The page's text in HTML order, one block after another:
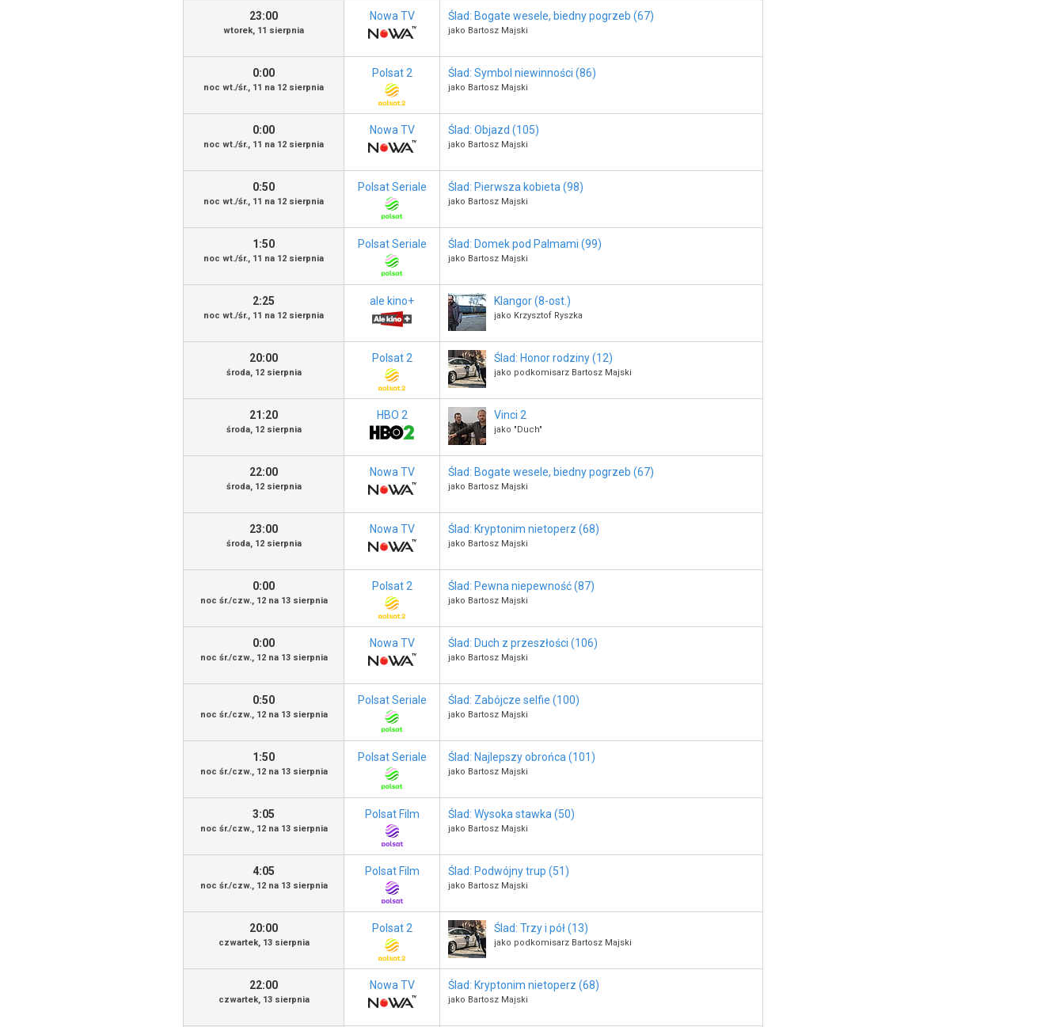
23:00
wtorek, 11 sierpnia
Nowa TV Ślad: Bogate wesele, biedny pogrzeb (67)
jako Bartosz Majski
0:00
noc wt./śr., 11 na 12 sierpnia
Polsat 2 Ślad: Symbol niewinności (86)
jako Bartosz Majski
0:00
noc wt./śr., 11 na 12 sierpnia
Nowa TV Ślad: Objazd (105)
jako Bartosz Majski
0:50
noc wt./śr., 11 na 12 sierpnia
Polsat Seriale Ślad: Pierwsza kobieta (98)
jako Bartosz Majski
1:50
noc wt./śr., 11 na 12 sierpnia
Polsat Seriale Ślad: Domek pod Palmami (99)
jako Bartosz Majski
2:25
noc wt./śr., 11 na 12 sierpnia
ale kino+ Klangor (8-ost.)
jako Krzysztof Ryszka
20:00
środa, 12 sierpnia
Polsat 2 Ślad: Honor rodziny (12)
jako podkomisarz Bartosz Majski
21:20
środa, 12 sierpnia
HBO 2 Vinci 2
jako "Duch"
22:00
środa, 12 sierpnia
Nowa TV Ślad: Bogate wesele, biedny pogrzeb (67)
jako Bartosz Majski
23:00
środa, 12 sierpnia
Nowa TV Ślad: Kryptonim nietoperz (68)
jako Bartosz Majski
0:00
noc śr./czw., 12 na 13 sierpnia
Polsat 2 Ślad: Pewna niepewność (87)
jako Bartosz Majski
0:00
noc śr./czw., 12 na 13 sierpnia
Nowa TV Ślad: Duch z przeszłości (106)
jako Bartosz Majski
0:50
noc śr./czw., 12 na 13 sierpnia
Polsat Seriale Ślad: Zabójcze selfie (100)
jako Bartosz Majski
1:50
noc śr./czw., 12 na 13 sierpnia
Polsat Seriale Ślad: Najlepszy obrońca (101)
jako Bartosz Majski
3:05
noc śr./czw., 12 na 13 sierpnia
Polsat Film Ślad: Wysoka stawka (50)
jako Bartosz Majski
4:05
noc śr./czw., 12 na 13 sierpnia
Polsat Film Ślad: Podwójny trup (51)
jako Bartosz Majski
20:00
czwartek, 13 sierpnia
Polsat 2 Ślad: Trzy i pół (13)
jako podkomisarz Bartosz Majski
22:00
czwartek, 13 sierpnia
Nowa TV Ślad: Kryptonim nietoperz (68)
jako Bartosz Majski